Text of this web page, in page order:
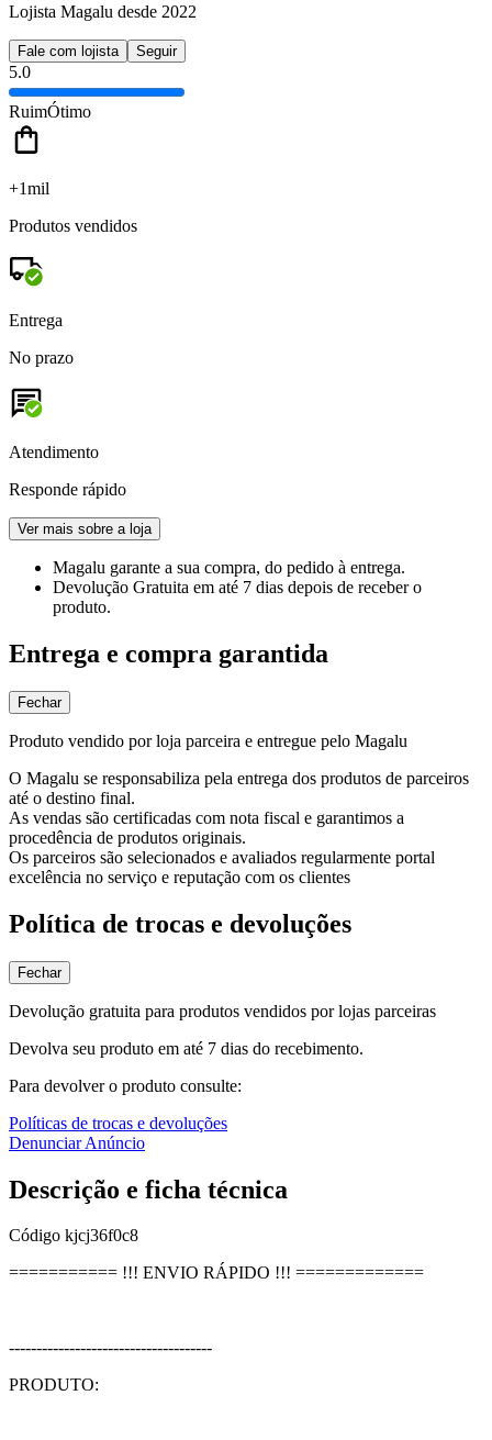
Lojista Magalu desde 2022
Fale com lojista Seguir
5.0
RuimÓtimo
+1mil
Produtos vendidos
Entrega
No prazo
Atendimento
Responde rápido
Ver mais sobre a loja
Magalu garante a sua compra, do pedido à entrega.
Devolução Gratuita em até 7 dias depois de receber o
produto.
Entrega e compra garantida
Fechar
Produto vendido por loja parceira e entregue pelo Magalu
O Magalu se responsabiliza pela entrega dos produtos de parceiros
até o destino final.
As vendas são certificadas com nota fiscal e garantimos a
procedência de produtos originais.
Os parceiros são selecionados e avaliados regularmente portal
excelência no serviço e reputação com os clientes
Política de trocas e devoluções
Fechar
Devolução gratuita para produtos vendidos por lojas parceiras
Devolva seu produto em até 7 dias do recebimento.
Para devolver o produto consulte:
Políticas de trocas e devoluções
Denunciar Anúncio
Descrição e ficha técnica
Código kjcj36f0c8
=========== !!! ENVIO RÁPIDO !!! =============
-------------------------------------
PRODUTO: